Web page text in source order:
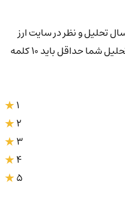
تحلیل و نظر در سایت ارز
دیجیتال رایگان هدیه بگیرید. نظر یا تحلیل شما حداقل باید ۱۰ کلمه
3
4
5